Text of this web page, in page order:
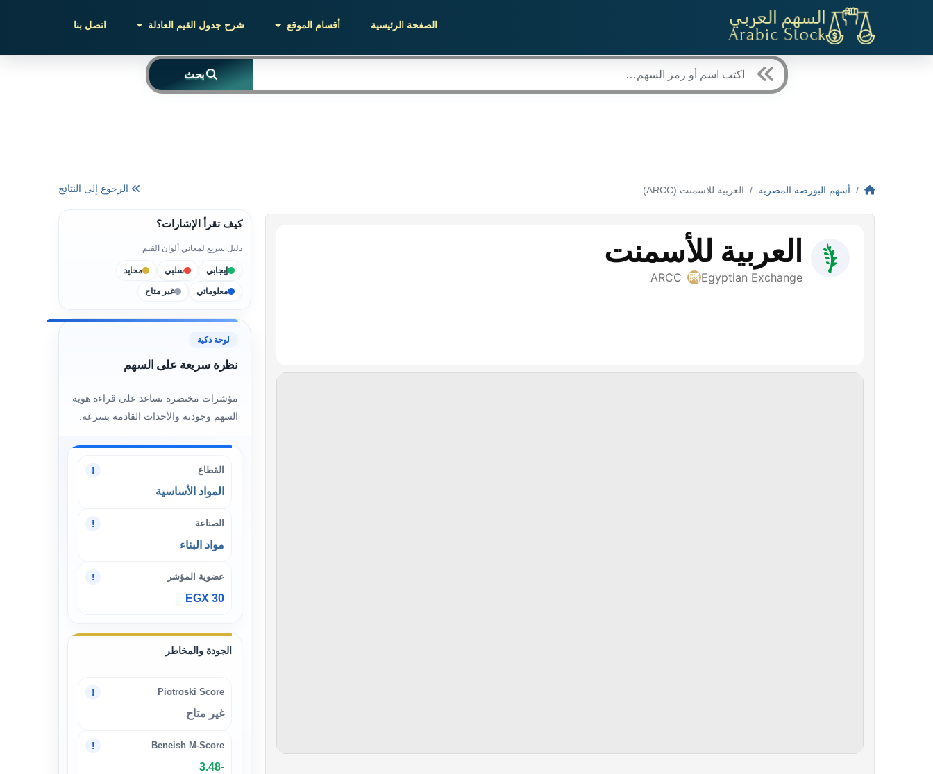
الصفحة الرئيسية أقسام الموقع شرح جدول القيم العادلة اتصل بنا
بحث
أسهم البورصة المصرية العربية للاسمنت (ARCC) الرجوع إلى النتائج
كيف تقرأ الإشارات؟
دليل سريع لمعاني ألوان القيم
إيجابي سلبي محايد
معلوماتي غير متاح
لوحة ذكية
نظرة سريعة على السهم
مؤشرات مختصرة تساعد على قراءة هوية
السهم وجودته والأحداث القادمة بسرعة.
القطاع !
المواد الأساسية
الصناعة !
مواد البناء
عضوية المؤشر !
EGX 30
الجودة والمخاطر
Piotroski Score
!
غير متاح
Beneish M-Score
!
-3.48